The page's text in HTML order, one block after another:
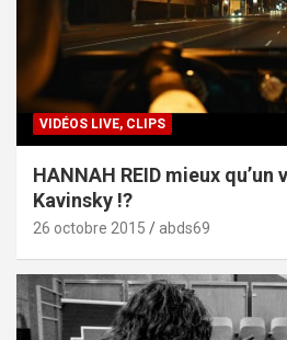
VIDÉOS LIVE, CLIPS
HANNAH REID mieux qu’un
Kavinsky !?
26 octobre 2015 abds69